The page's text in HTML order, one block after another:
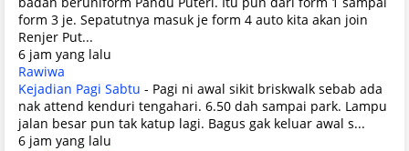
form 3 je. Sepatutnya masuk je form 4 auto kita akan join
Renjer Put...
6 jam yang lalu
Rawiwa
Kejadian Pagi Sabtu - Pagi ni awal sikit briskwalk sebab ada
nak attend kenduri tengahari. 6.50 dah sampai park. Lampu
jalan besar pun tak katup lagi. Bagus gak keluar awal s...
6 jam yang lalu